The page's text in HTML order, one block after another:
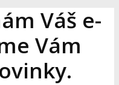
Váš e-
Vám